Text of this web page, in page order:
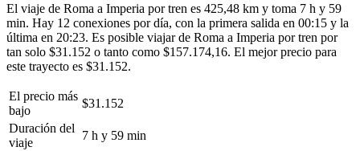
El viaje de Roma a Imperia por tren es 425,48 km y toma 7 h y 59
min. Hay 12 conexiones por día, con la primera salida en 00:15 y la
última en 20:23. Es posible viajar de Roma a Imperia por tren por
tan solo $31.152 o tanto como $157.174,16. El mejor precio para
este trayecto es $31.152.
El precio más
bajo
$31.152
Duración del
viaje
7 h y 59 min